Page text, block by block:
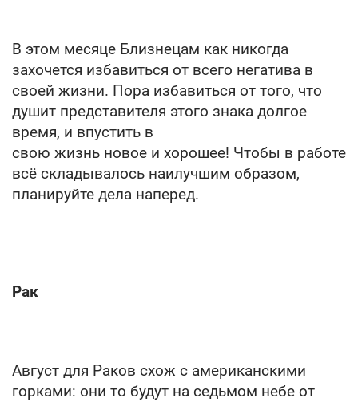
В этом месяце Близнецам как никогда
захочется избавиться от всего негатива в
своей жизни. Пора избавиться от того, что
душит представителя этого знака долгое
время, и впустить в
свою жизнь новое и хорошее! Чтобы в работе
всё складывалось наилучшим образом,
планируйте дела наперед.
Рак
Август для Раков схож с американскими
горками: они то будут на седьмом небе от